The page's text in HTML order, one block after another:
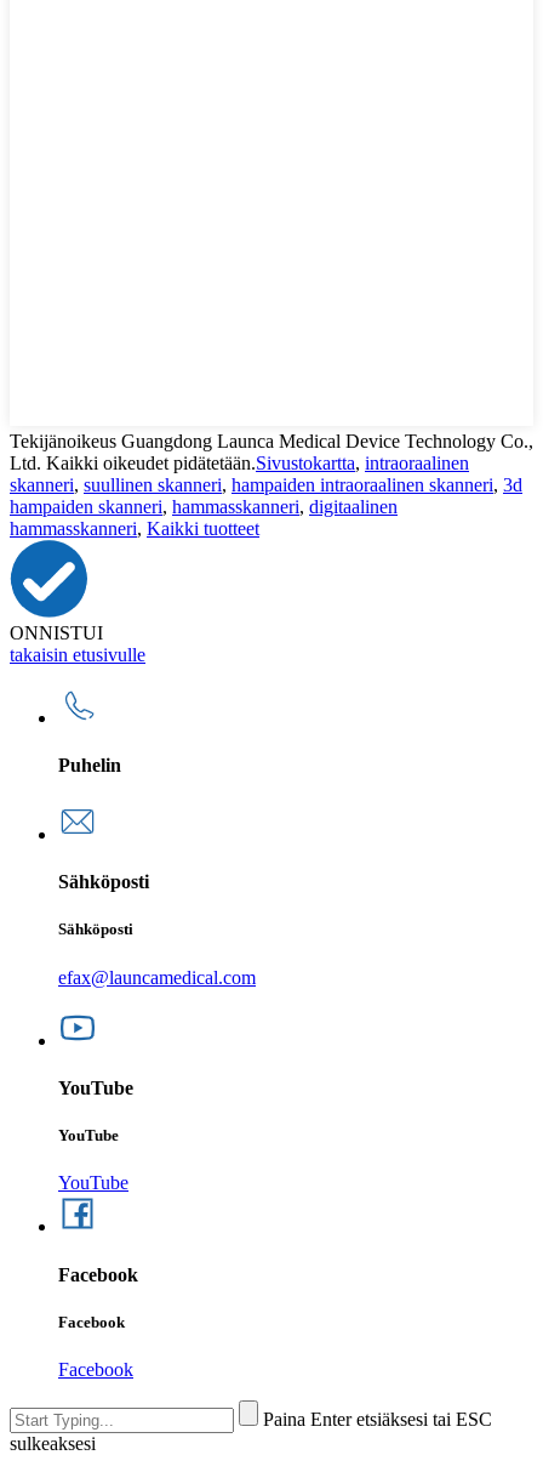
Tekijänoikeus Guangdong Launca Medical Device Technology Co.,
Ltd. Kaikki oikeudet pidätetään.Sivustokartta, intraoraalinen
skanneri, suullinen skanneri, hampaiden intraoraalinen skanneri, 3d
hampaiden skanneri, hammasskanneri, digitaalinen
hammasskanneri, Kaikki tuotteet
ONNISTUI
takaisin etusivulle
Puhelin
Sähköposti
Sähköposti
efax@launcamedical.com
YouTube
YouTube
YouTube
Facebook
Facebook
Facebook
Paina Enter etsiäksesi tai ESC
sulkeaksesi